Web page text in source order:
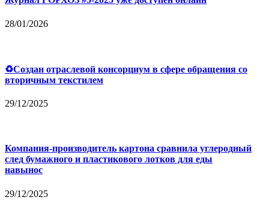
28/01/2026
♻Создан отраслевой консорциум в сфере обращения со
вторичным текстилем
29/12/2025
Компания-производитель картона сравнила углеродный
след бумажного и пластикового лотков для еды
навынос
29/12/2025